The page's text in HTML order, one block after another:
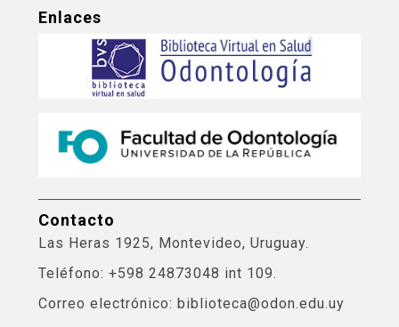
Enlaces
Contacto
Las Heras 1925, Montevideo, Uruguay.
Teléfono: +598 24873048 int 109.
Correo electrónico: biblioteca@odon.edu.uy